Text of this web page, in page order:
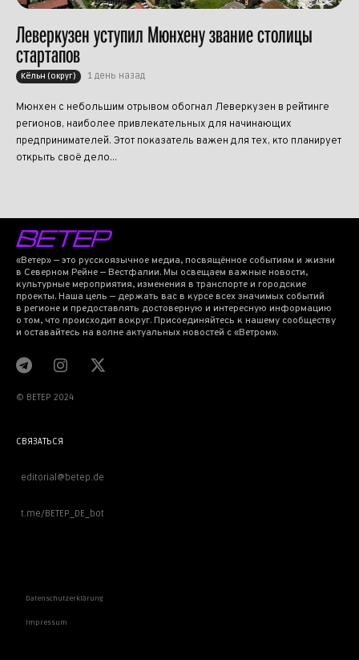
Леверкузен уступил Мюнхену звание столицы
стартапов
Кёльн (округ) 1 день назад
Мюнхен с небольшим отрывом обогнал Леверкузен в рейтинге
регионов, наиболее привлекательных для начинающих
предпринимателей. Этот показатель важен для тех, кто планирует
открыть своё дело...
«Ветер» — это русскоязычное медиа, посвящённое событиям и жизни
в Северном Рейне — Вестфалии. Мы освещаем важные новости,
культурные мероприятия, изменения в транспорте и городские
проекты. Наша цель — держать вас в курсе всех значимых событий
в регионе и предоставлять достоверную и интересную информацию
о том, что происходит вокруг. Присоединяйтесь к нашему сообществу
и оставайтесь на волне актуальных новостей с «Ветром».
© BETEP 2024
СВЯЗАТЬСЯ
editorial@betep.de
t.me/BETEP_DE_bot
Datenschutzerklärung
Impressum